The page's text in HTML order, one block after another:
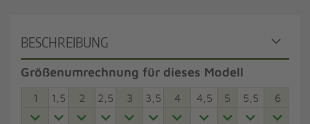
BESCHREIBUNG
Größenumrechnung für dieses Modell
1 1,5 2 2,5 3 3,5 4 4,5 5 5,5 6